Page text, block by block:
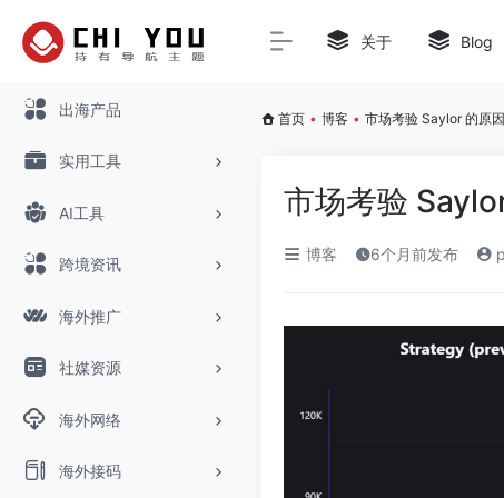
出海产品
实用工具
AI工具
跨境资讯
海外推广
社媒资源
海外网络
海外接码
关于 Blog
首页 • 博客 • 市场考验 Saylor 的原因
市场考验
博客 6个月前发布